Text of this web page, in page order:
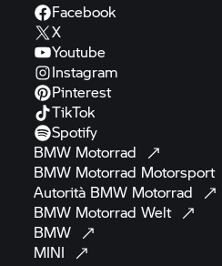
Facebook
X
Youtube
Instagram
Pinterest
TikTok
Spotify
BMW Motorrad
BMW Motorrad Motorsport
Autorità BMW Motorrad
BMW Motorrad Welt
BMW
MINI